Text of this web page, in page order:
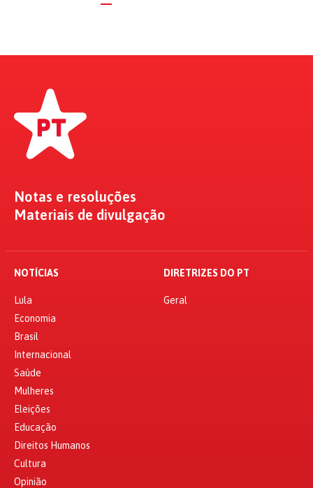
Notas e resoluções
Materiais de divulgação
NOTÍCIAS
Lula
Economia
Brasil
Internacional
Saúde
Mulheres
Eleições
Educação
Direitos Humanos
Cultura
Opinião
DIRETRIZES DO PT
Geral